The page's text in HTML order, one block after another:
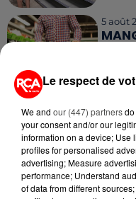
5 août
Le respect de
We and our (447) partners
your consent and/or our
information on a device; Use
profiles for personalised
advertising; Measure
performance; Understand
of data from different